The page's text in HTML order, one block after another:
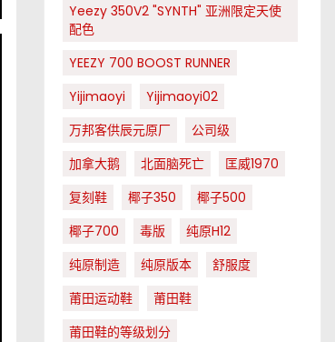
Yeezy 350V2 "SYNTH" 亚洲限定天使
配色
YEEZY 700 BOOST RUNNER
Yijimaoyi
Yijimaoyi02
万邦客供辰元原厂
公司级
加拿大鹅
北面脑死亡
匡威1970
复刻鞋
椰子350
椰子500
椰子700
毒版
纯原H12
纯原制造
纯原版本
舒服度
莆田运动鞋
莆田鞋
莆田鞋的等级划分